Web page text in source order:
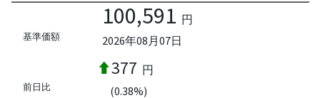
基準価額
100,591 円
2026年08月07日
前日比
377 円
(0.38%)